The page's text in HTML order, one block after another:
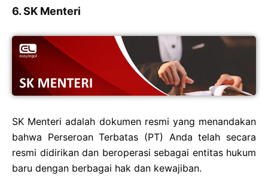
6. SK Menteri
SK Menteri adalah dokumen resmi yang menandakan
bahwa Perseroan Terbatas (PT) Anda telah secara
resmi didirikan dan beroperasi sebagai entitas hukum
baru dengan berbagai hak dan kewajiban.